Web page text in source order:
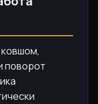
поворот